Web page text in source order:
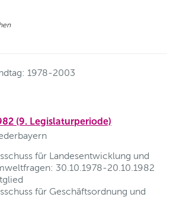
1978-2003
(9. Legislaturperiode)
für Landesentwicklung und
30.10.1978-20.10.1982
für Geschäftsordnung und